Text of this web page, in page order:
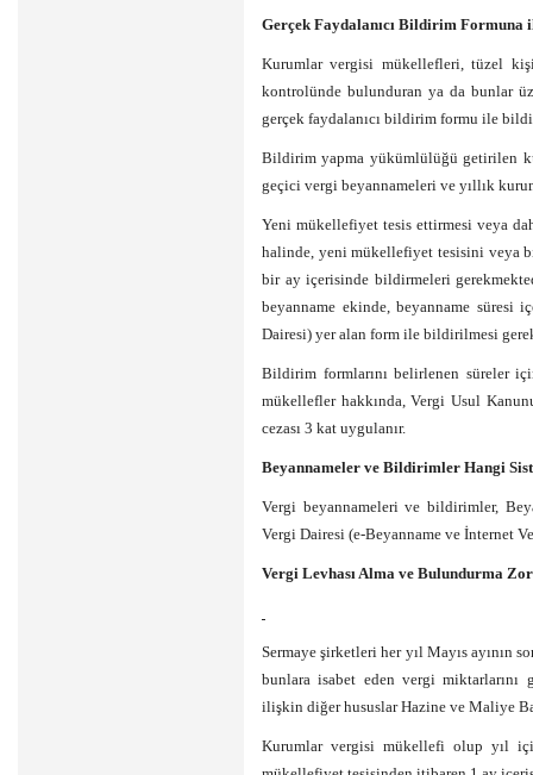
Gerçek Faydalanıcı Bildirim
Kurumlar vergisi mükellefleri, tüzel
kontrolünde bulunduran ya da bunlar
gerçek faydalanıcı bildirim formu ile
Bildirim yapma yükümlülüğü getirilen
geçici vergi beyannameleri ve yıllık
Yeni mükellefiyet tesis ettirmesi veya
halinde, yeni mükellefiyet tesisini veya
bir ay içerisinde bildirmeleri
beyanname ekinde, beyanname süresi
Dairesi) yer alan form ile bildirilmesi
Bildirim formlarını belirlenen süreler
mükellefler hakkında, Vergi Usul
cezası 3 kat uygulanır.
Beyannameler ve Bildirimler Hangi
Vergi beyannameleri ve bildirimler,
Vergi Dairesi (e-Beyanname ve İnternet
Vergi Levhası Alma ve Bulundurma
Sermaye şirketleri her yıl Mayıs ayının
bunlara isabet eden vergi miktarlarını
ilişkin diğer hususlar Hazine ve Maliye
Kurumlar vergisi mükellefi olup yıl